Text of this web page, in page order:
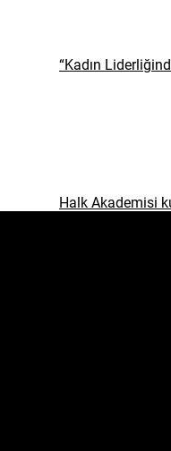
“Kadın
Halk Akademisi